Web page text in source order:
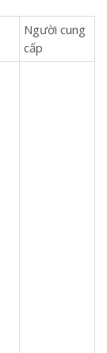
Người cung
cấp